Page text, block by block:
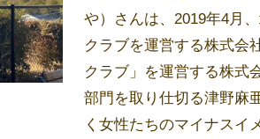
や）さんは、2019年4月
クラブを運営する株式会
クラブ」を運営する株式
部門を取り仕切る津野麻
く女性たちのマイナスイ